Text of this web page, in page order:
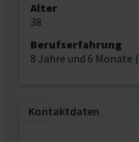
Alter
38
Berufserfahrung
8 Jahre und 6 Monate
Kontaktdaten